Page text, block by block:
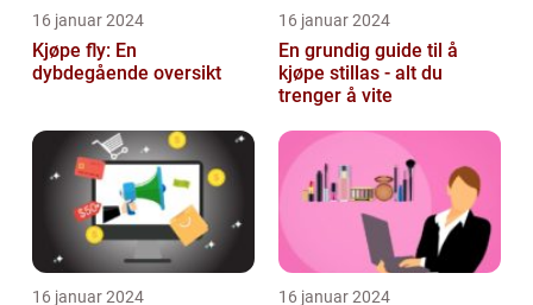
16 januar 2024
Kjøpe fly: En
dybdegående oversikt
16 januar 2024
En grundig guide til å
kjøpe stillas - alt du
trenger å vite
16 januar 2024 16 januar 2024